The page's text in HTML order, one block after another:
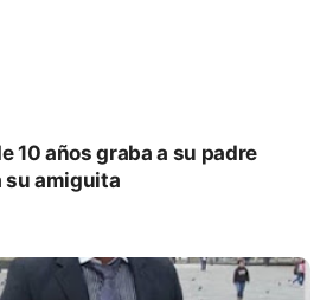
10 años graba a su padre
su amiguita